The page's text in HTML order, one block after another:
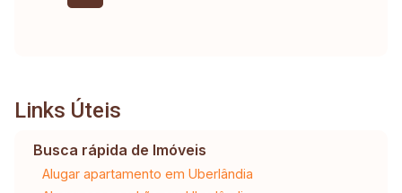
Links Úteis
Busca rápida de Imóveis
Alugar apartamento em Uberlândia